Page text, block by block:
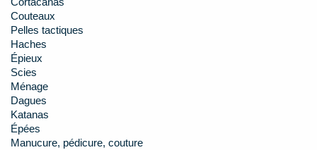
Couteaux
Pelles tactiques
Haches
Épieux
Scies
Ménage
Dagues
Katanas
Épées
Manucure, pédicure, couture